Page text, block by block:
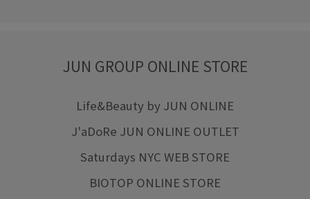
JUN GROUP ONLINE STORE
Life&Beauty by JUN ONLINE
J'aDoRe JUN ONLINE OUTLET
Saturdays NYC WEB STORE
BIOTOP ONLINE STORE